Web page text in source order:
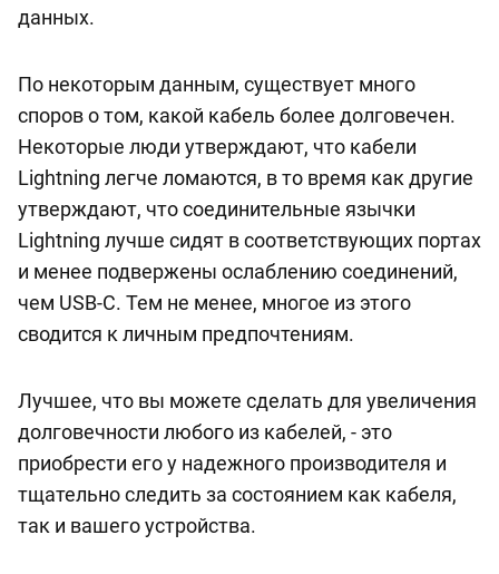
данных.
По некоторым данным, существует много
споров о том, какой кабель более долговечен.
Некоторые люди утверждают, что кабели
Lightning легче ломаются, в то время как другие
утверждают, что соединительные язычки
Lightning лучше сидят в соответствующих портах
и менее подвержены ослаблению соединений,
чем USB-C. Тем не менее, многое из этого
сводится к личным предпочтениям.
Лучшее, что вы можете сделать для увеличения
долговечности любого из кабелей, - это
приобрести его у надежного производителя и
тщательно следить за состоянием как кабеля,
так и вашего устройства.